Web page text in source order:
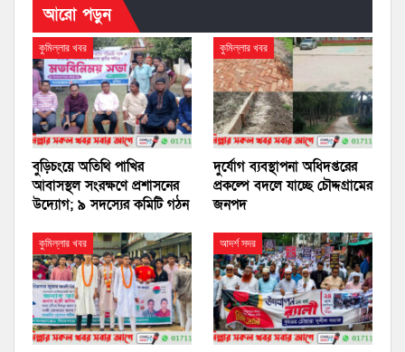
আরো পড়ুন
কুমিল্লার খবর
বুড়িচংয়ে অতিথি পাখির
আবাসস্থল সংরক্ষণে প্রশাসনের
উদ্যোগ; ৯ সদস্যের কমিটি গঠন
কুমিল্লার খবর
দুর্যোগ ব্যবস্থাপনা অধিদপ্তরের
প্রকল্পে বদলে যাচ্ছে চৌদ্দগ্রামের
জনপদ
কুমিল্লার খবর আদর্শ সদর